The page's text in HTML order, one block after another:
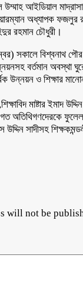
উম্মাহ আইডিয়াল
অধ্যাপক ফজলুর
রহমান চৌধুরী।
সকালে বিশ্বনাথ
বর্তমান অবস্থা
উন্নয়ন ও শিক্ষার
মাষ্টার ইমাদ
অতিথিগণদেরকে
উদ্দিন সাদীসহ
will not be